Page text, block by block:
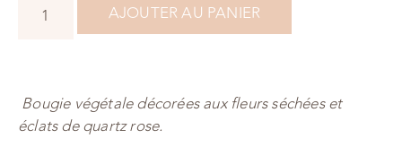
AJOUTER AU PANIER
Bougie végétale décorées aux fleurs séchées et
éclats de quartz rose.